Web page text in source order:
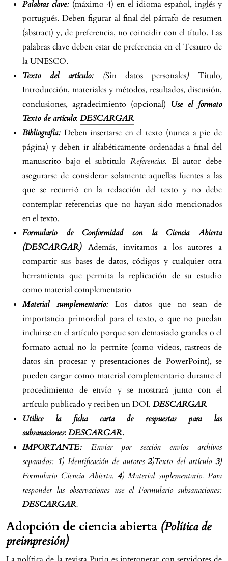
Palabras clave: (máximo 4) en el idioma español, inglés y
portugués. Deben figurar al final del párrafo de resumen
(abstract) y, de preferencia, no coincidir con el título. Las
palabras clave deben estar de preferencia en el Tesauro de
la UNESCO.
Texto del artículo: (Sin datos personales) Título,
Introducción, materiales y métodos, resultados, discusión,
conclusiones, agradecimiento (opcional) Use el formato
Texto de artículo: DESCARGAR
Bibliografía: Deben insertarse en el texto (nunca a pie de
página) y deben ir alfabéticamente ordenadas a final del
manuscrito bajo el subtítulo Referencias. El autor debe
asegurarse de considerar solamente aquellas fuentes a las
que se recurrió en la redacción del texto y no debe
contemplar referencias que no hayan sido mencionados
en el texto.
Formulario de Conformidad con la Ciencia Abierta
(DESCARGAR) Además, invitamos a los autores a
compartir sus bases de datos, códigos y cualquier otra
herramienta que permita la replicación de su estudio
como material complementario
Material sumplementario:Los datos que no sean de
importancia primordial para el texto, o que no puedan
incluirse en el artículo porque son demasiado grandes o el
formato actual no lo permite (como videos, rastreos de
datos sin procesar y presentaciones de PowerPoint), se
pueden cargar como material complementario durante el
procedimiento de envío y se mostrará junto con el
artículo publicado y reciben un DOI. DESCARGAR
Utilice la ficha carta de respuestas para las
subsanaciones: DESCARGAR.
IMPORTANTE: Enviar por secciónenvíosarchivos
separados: 1) Identificación de autores2)Texto del artículo 3)
Formulario Ciencia Abierta. 4) Material suplementario. Para
responder las observaciones use el Formulario subsanaciones:
DESCARGAR.
Adopción de ciencia abierta (Política de
preimpresión)